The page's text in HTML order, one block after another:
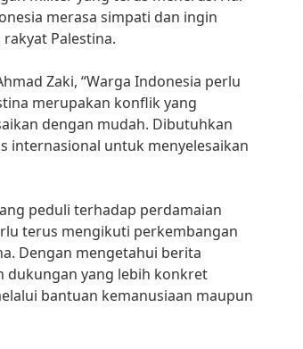
merasa simpati dan ingin
Palestina.
Zaki, “Warga Indonesia perlu
merupakan konflik yang
dengan mudah. Dibutuhkan
internasional untuk menyelesaikan
peduli terhadap perdamaian
terus mengikuti perkembangan
Dengan mengetahui berita
dukungan yang lebih konkret
bantuan kemanusiaan maupun